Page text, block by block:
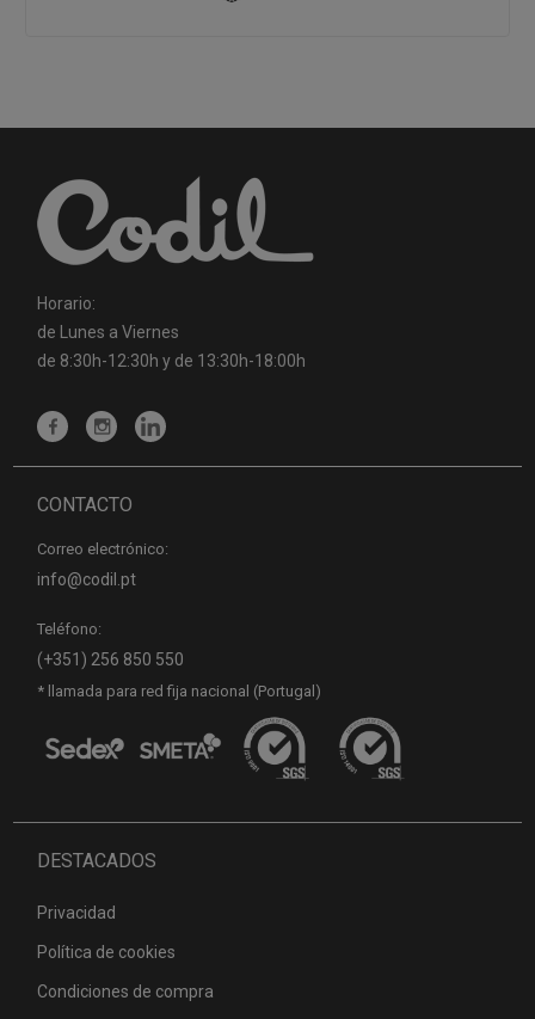
Horario:
de Lunes a Viernes
de 8:30h-12:30h y de 13:30h-18:00h
CONTACTO
Correo electrónico:
info@codil.pt
Teléfono:
(+351) 256 850 550
* llamada para red fija nacional (Portugal)
DESTACADOS
Privacidad
Política de cookies
Condiciones de compra